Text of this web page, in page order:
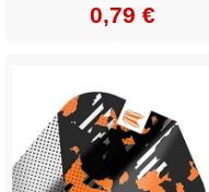
0,79 €